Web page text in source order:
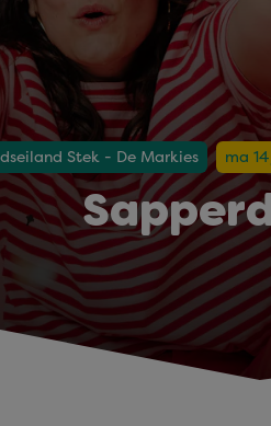
Stek - De Markies ma